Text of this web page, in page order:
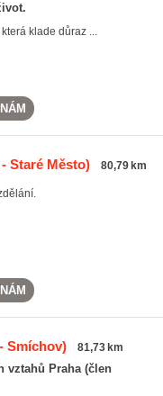
klade důraz ...
Staré Město) 80,79 km
Smíchov) 81,73 km
vztahů Praha (člen